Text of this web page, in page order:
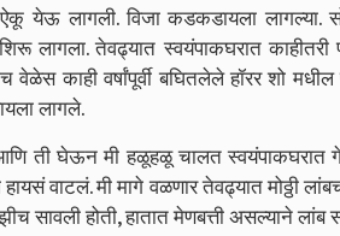
येऊ लागली. विजा कडकडायला लागल्या.
लागला. तेवढ्यात स्वयंपाकघरात
वेळेस काही वर्षांपूर्वी बघितलेले हॉरर शो
लागले.
ती घेऊन मी हळूहळू चालत स्वयंपाकघरात
वाटलं. मी मागे वळणार तेवढ्यात मोठ्ठी
सावली होती, हातात मेणबत्ती असल्याने लांब